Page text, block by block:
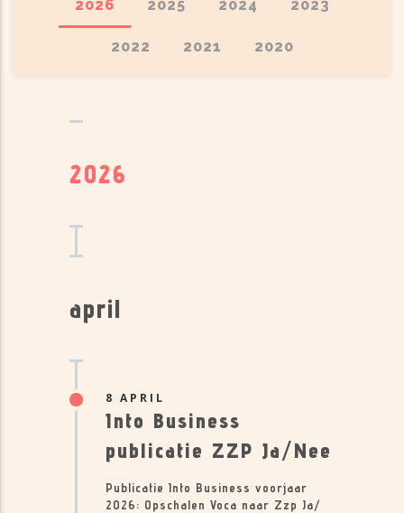
2026 2025 2024 2023
2022 2021 2020
2026
april
8 APRIL
Into Business
publicatie ZZP Ja/Nee
Publicatie Into Business voorjaar
2026: Opschalen Voca naar Zzp Ja/